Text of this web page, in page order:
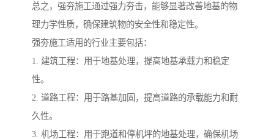
总之，强夯施工通过强力夯击，能够显著改善地基的物
理力学性质，确保建筑物的安全性和稳定性。
强夯施工适用的行业主要包括：
1. 建筑工程：用于地基处理，提高地基承载力和稳定
性。
2. 道路工程：用于路基加固，提高道路的承载能力和耐
久性。
3. 机场工程：用于跑道和停机坪的地基处理，确保机场